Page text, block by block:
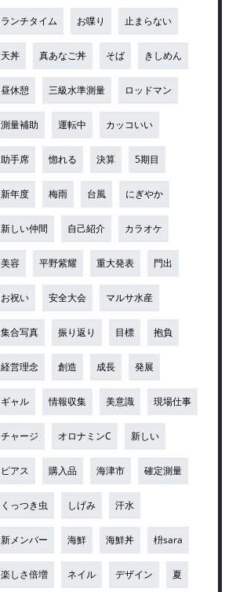
ランチタイム お喋り 止まらない
天丼 真あなご丼 そば きしめん
昼休憩 三級水準測量 ロッドマン
測量補助 運転中 カッコいい
助手席 惚れる 決算 5期目
新年度 梅雨 台風 にぎやか
新しい仲間 自己紹介 カラオケ
美容 平野紫耀 重大発表 門出
お祝い 安全大会 マルサ水産
集合写真 振り返り 目標 抱負
経営理念 創造 成長 発展
ギャル 情報収集 美意識 現場仕事
チャージ オロナミンC 新しい
ピアス 購入品 海津市 確定測量
くっつき虫 しげみ 汗水
新メンバー 海鮮 海鮮丼 枡sara
楽しさ倍増 ネイル デザイン 夏